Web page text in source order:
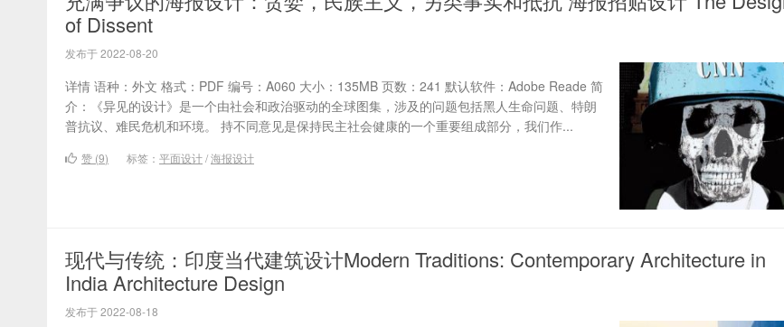
of Dissent
发布于 2022-08-20
详情 语种：外文 格式：PDF 编号：A060 大小：135MB 页数：241 默认软件：Adobe Reade 简
介：《异见的设计》是一个由社会和政治驱动的全球图集，涉及的问题包括黑人生命问题、特朗
普抗议、难民危机和环境。 持不同意见是保持民主社会健康的一个重要组成部分，我们作...
赞 (9) 标签： 平面设计/海报设计
现代与传统：印度当代建筑设计Modern Traditions: Contemporary Architecture in
India Architecture Design
发布于 2022-08-18